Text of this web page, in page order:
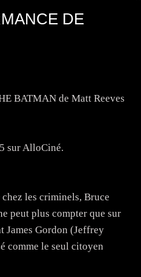
DE
BATMAN de Matt Reeves
sur AlloCiné.
les criminels, Bruce
peut plus compter que sur
James Gordon (Jeffrey
comme le seul citoyen